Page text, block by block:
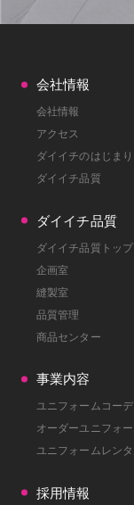
会社情報
会社情報
アクセス
ダイイチのはじまり
ダイイチ品質
ダイイチ品質
ダイイチ品質トップ
企画室
縫製室
品質管理
商品センター
事業内容
ユニフォームコーデ
オーダーユニフォ
ユニフォームレン
採用情報